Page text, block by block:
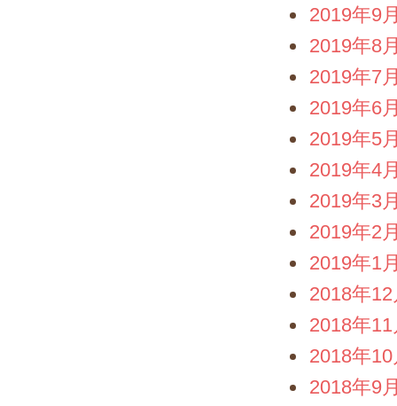
2019年9
2019年8
2019年7
2019年6
2019年5
2019年4
2019年3
2019年2
2019年1
2018年12
2018年11
2018年10
2018年9